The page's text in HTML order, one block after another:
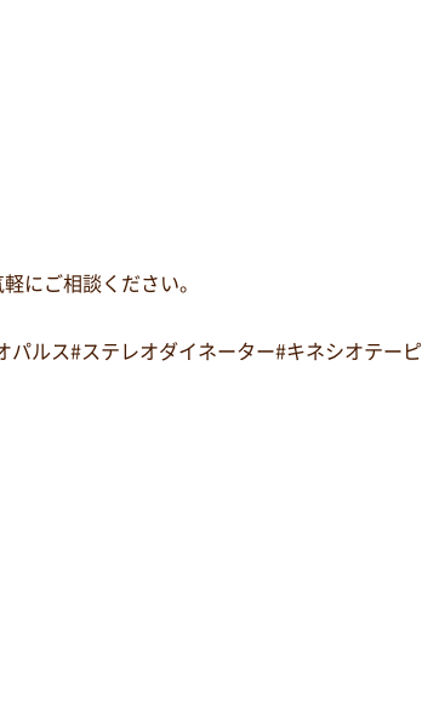
にご相談ください。
ルス#ステレオダイネーター#キネシオテーピ